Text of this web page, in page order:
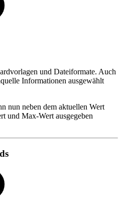
und Dateiformate. Auch
Informationen ausgewählt
nun neben dem aktuellen Wert
und Max-Wert ausgegeben